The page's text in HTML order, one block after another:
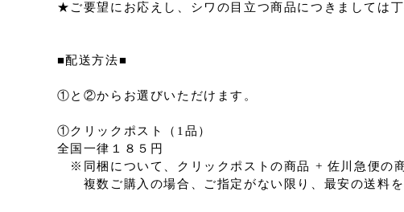
★ご要望にお応えし、シワの目立つ商品につきましては
■配送方法■
①と②からお選びいただけます。
①クリックポスト（1品）
全国一律１８５円
※同梱について、クリックポストの商品 + 佐川急便の
複数ご購入の場合、ご指定がない限り、最安の送料を